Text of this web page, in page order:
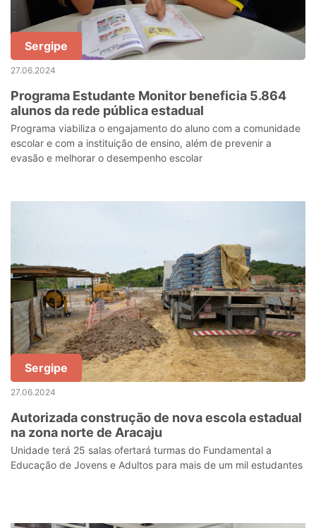
Sergipe
27.06.2024
Programa Estudante Monitor beneficia 5.864
alunos da rede pública estadual
Programa viabiliza o engajamento do aluno com a comunidade
escolar e com a instituição de ensino, além de prevenir a
evasão e melhorar o desempenho escolar
Sergipe
27.06.2024
Autorizada construção de nova escola estadual
na zona norte de Aracaju
Unidade terá 25 salas ofertará turmas do Fundamental a
Educação de Jovens e Adultos para mais de um mil estudantes